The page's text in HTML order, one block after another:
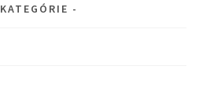
KATEGÓRIE